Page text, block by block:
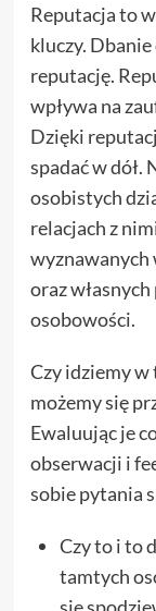
Reputacja to
kluczy.
reputację.
wpływa na
Dzięki
spadać w dół.
osobistych
relacjach z
wyznawanych
oraz
osobowości.
Czy idziemy
możemy się
Ewaluując je
obserwacji i
sobie pytania
Czy to i to
tamtych